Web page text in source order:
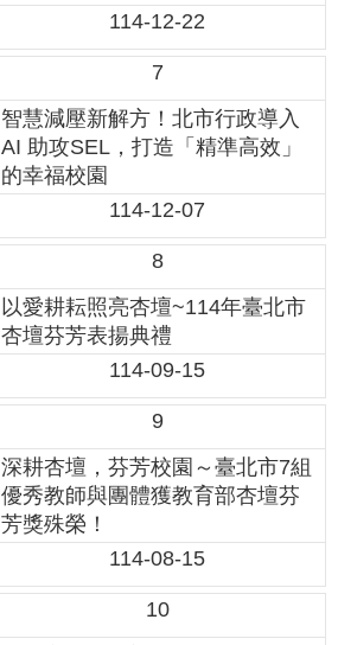
114-12-22
7
智慧減壓新解方！北市行政導入
AI 助攻SEL，打造「精準高效」
的幸福校園
114-12-07
8
以愛耕耘照亮杏壇~114年臺北市
杏壇芬芳表揚典禮
114-09-15
9
深耕杏壇，芬芳校園～臺北市7組
優秀教師與團體獲教育部杏壇芬
芳獎殊榮！
114-08-15
10